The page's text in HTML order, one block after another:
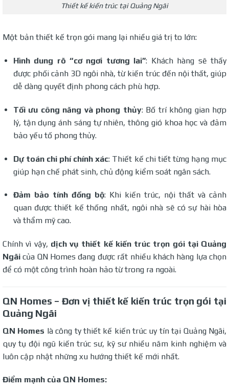
Thiết kế kiến trúc tại Quảng Ngãi
Một bản thiết kế trọn gói mang lại nhiều giá trị to lớn:
Hình dung rõ “cơ ngơi tương lai”: Khách hàng sẽ thấy
được phối cảnh 3D ngôi nhà, từ kiến trúc đến nội thất, giúp
dễ dàng quyết định phong cách phù hợp.
Tối ưu công năng và phong thủy: Bố trí không gian hợp
lý, tận dụng ánh sáng tự nhiên, thông gió khoa học và đảm
bảo yếu tố phong thủy.
Dự toán chi phí chính xác: Thiết kế chi tiết từng hạng mục
giúp hạn chế phát sinh, chủ động kiểm soát ngân sách.
Đảm bảo tính đồng bộ: Khi kiến trúc, nội thất và cảnh
quan được thiết kế thống nhất, ngôi nhà sẽ có sự hài hòa
và thẩm mỹ cao.
Chính vì vậy, dịch vụ thiết kế kiến trúc trọn gói tại Quảng
Ngãi của QN Homes đang được rất nhiều khách hàng lựa chọn
để có một công trình hoàn hảo từ trong ra ngoài.
QN Homes – Đơn vị thiết kế kiến trúc trọn gói tại
Quảng Ngãi
QN Homes là công ty thiết kế kiến trúc uy tín tại Quảng Ngãi,
quy tụ đội ngũ kiến trúc sư, kỹ sư nhiều năm kinh nghiệm và
luôn cập nhật những xu hướng thiết kế mới nhất.
Điểm mạnh của QN Homes: